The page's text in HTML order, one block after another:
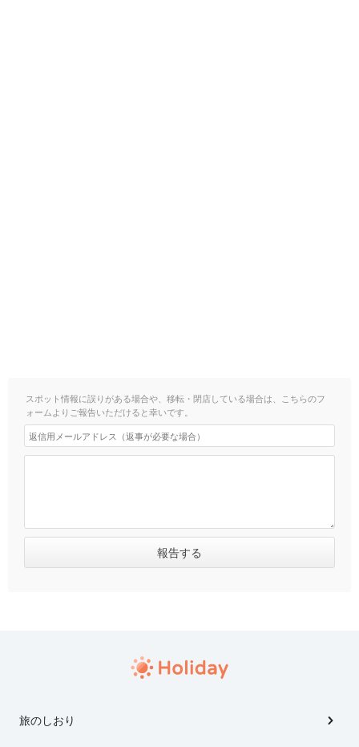
スポット情報に誤りがある場合や、移転・閉店している場合は、こちらのフ
ォームよりご報告いただけると幸いです。
旅のしおり